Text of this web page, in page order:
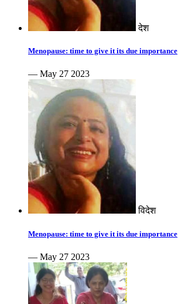
देश
Menopause: time to give it its due importance
— May 27 2023
विदेश
Menopause: time to give it its due importance
— May 27 2023